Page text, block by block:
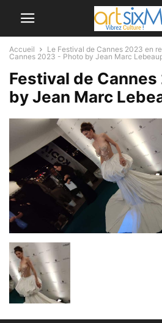
Accueil Le Festival de Cannes 2023 en
Cannes 2023 - Photo by Jean Marc
Festival de Cannes
by Jean Marc